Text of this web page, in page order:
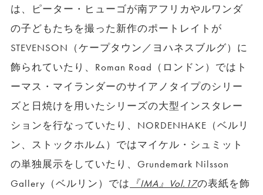
は、ピーター・ヒューゴが南アフリカやルワンダ
の子どもたちを撮った新作のポートレイトが
STEVENSON（ケープタウン／ヨハネスブルグ）に
飾られていたり、Roman Road（ロンドン）ではト
ーマス・マイランダーのサイアノタイプのシリー
ズと日焼けを用いたシリーズの大型インスタレー
ションを行なっていたり、NORDENHAKE（ベルリ
ン、ストックホルム）ではマイケル・シュミット
の単独展示をしていたり、Grundemark Nilsson
Gallery（ベルリン）では 『IMA』Vol.17の表紙を飾